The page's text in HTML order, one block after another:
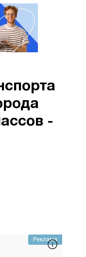
-
Реклама